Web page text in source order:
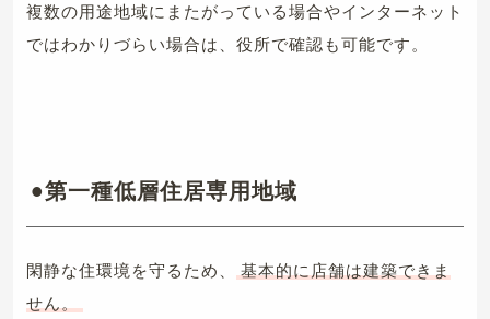
複数の用途地域にまたがっている場合やインターネット
ではわかりづらい場合は、役所で確認も可能です。
•第一種低層住居専用地域
閑静な住環境を守るため、
基本的に店舗は建築できま
せん。